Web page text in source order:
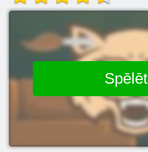
Spēlēt